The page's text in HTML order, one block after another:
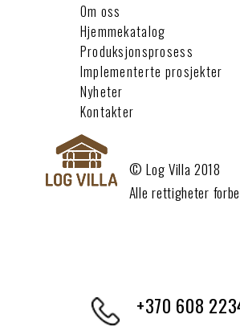
Om oss
Hjemmekatalog
Produksjonsprosess
Implementerte prosjekter
Nyheter
Kontakter
© Log Villa 2018
Alle rettigheter
+370 608